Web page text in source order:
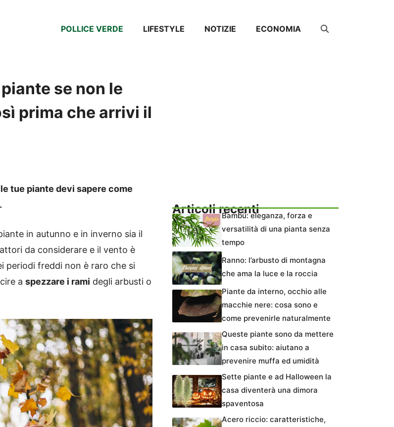
POLLICE VERDE LIFESTYLE NOTIZIE ECONOMIA
se non le
prima che arrivi il
tue piante devi sapere come
in autunno e in inverno sia il
da considerare e il vento è
periodi freddi non è raro che si
a spezzare i rami degli arbusti o
Articoli recentiBambù: eleganza, forza e
versatilità di una pianta senza
tempo
Ranno: l’arbusto di montagna
che ama la luce e la roccia
Piante da interno, occhio alle
macchie nere: cosa sono e
come prevenirle naturalmente
Queste piante sono da mettere
in casa subito: aiutano a
prevenire muffa ed umidità
Sette piante e ad Halloween la
casa diventerà una dimora
spaventosa
Acero riccio: caratteristiche,